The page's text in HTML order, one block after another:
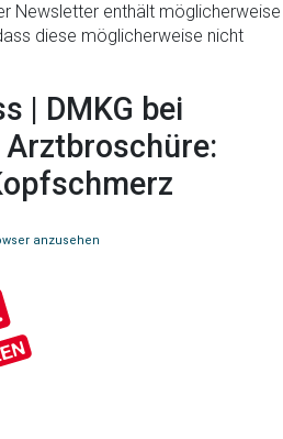
Newsletter enthält möglicherweise
diese möglicherweise nicht
| DMKG bei
Arztbroschüre: